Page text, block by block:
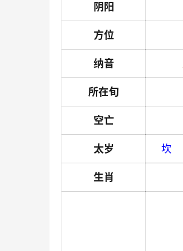
阴阳
方位
纳音
所在旬
空亡
太岁 坎
生肖